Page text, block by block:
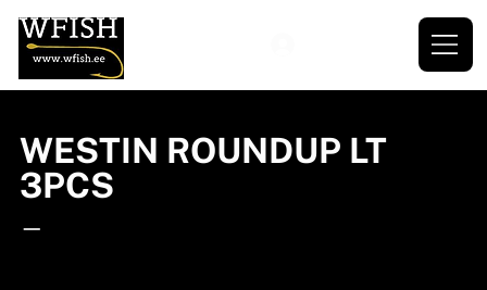
WESTIN ROUNDUP LT
3PCS
—